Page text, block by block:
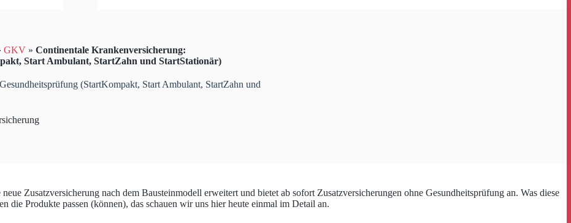
GKV » Continentale Krankenversicherung:
Start Ambulant, StartZahn und StartStationär)
(StartKompakt, Start Ambulant, StartZahn und
Zusatzversicherung nach dem Bausteinmodell erweitert und bietet ab sofort Zusatzversicherungen ohne Gesundheitsprüfung an. Was diese
die Produkte passen (können), das schauen wir uns hier heute einmal im Detail an.